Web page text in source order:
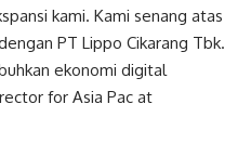
kami. Kami senang atas
PT Lippo Cikarang Tbk.
ekonomi digital
for Asia Pac at